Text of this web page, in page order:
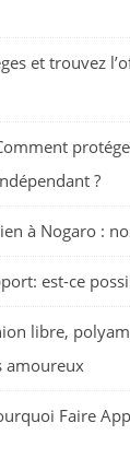
et trouvez
?
à Nogaro :
est-ce
libre,
amoureux
Faire